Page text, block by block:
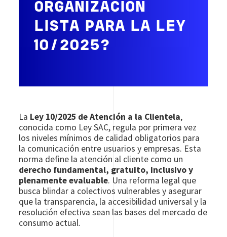
ORGANIZACIÓN
LISTA PARA LA LEY
10/2025?
La Ley 10/2025 de Atención a la Clientela,
conocida como Ley SAC, regula por primera vez
los niveles mínimos de calidad obligatorios para
la comunicación entre usuarios y empresas. Esta
norma define la atención al cliente como un
derecho fundamental, gratuito, inclusivo y
plenamente evaluable. Una reforma legal que
busca blindar a colectivos vulnerables y asegurar
que la transparencia, la accesibilidad universal y la
resolución efectiva sean las bases del mercado de
consumo actual.